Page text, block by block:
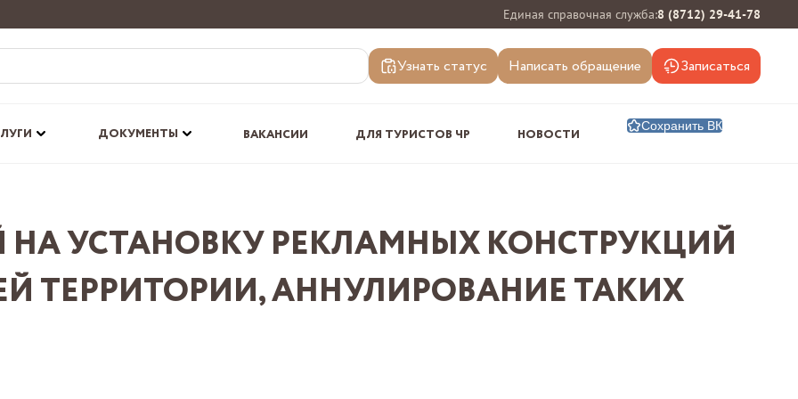
Единая справочная служба:8 (8712) 29-41-78
Узнать статус Написать обращение Записаться
ДОКУМЕНТЫ ВАКАНСИИ ДЛЯ ТУРИСТОВ ЧР НОВОСТИ
Сохранить ВК
УСТАНОВКУ РЕКЛАМНЫХ КОНСТРУКЦИЙ
ТЕРРИТОРИИ, АННУЛИРОВАНИЕ ТАКИХ